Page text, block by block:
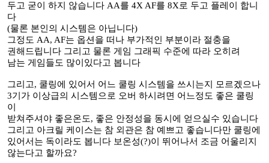
두고 굳이 하지 않습니다 AA를 4X AF를 8X로 두고 플레이 합니
다
(물론 본인의 시스템은 아닙니다)
그정도 AA, AF는 옵션을 떠나 부가적인 부분이라 절충을
권해드립니다 그리고 물론 게임 그래픽 수준에 따라 오히려
남는 게임들도 많이있다고 봅니다
그리고, 쿨링에 있어서 어느 쿨링 시스템을 쓰시는지 모르겠으나
3기가 이상급의 시스템으로 오버 하시려면 어느정도 좋은 쿨링
이
받쳐주셔야 좋은온도, 좋은 안정성을 동시에 얻으실수 있습니다
그리고 아크릴 케이스는 참 외관은 참 예쁘고 좋습니다만 쿨링에
있어서는 독이라도 봅니다 보온성(?)이 뛰어나서 조금 어울리지
않는다고 할까요?